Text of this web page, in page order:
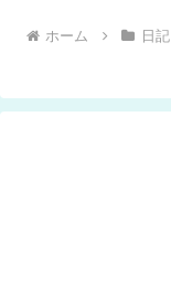
ホーム 日記